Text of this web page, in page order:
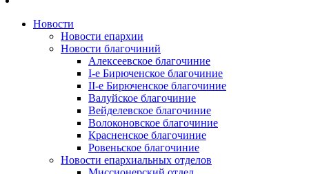
Новости
Новости епархии
Новости благочиний
Алексеевское благочиние
I-е Бирюченское благочиние
II-е Бирюченское благочиние
Валуйское благочиние
Вейделевское благочиние
Волоконовское благочиние
Красненское благочиние
Ровеньское благочиние
Новости епархиальных отделов